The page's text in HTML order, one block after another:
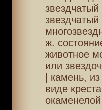
ж.
животное
или
| камень,
виде